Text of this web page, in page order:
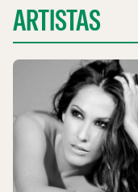
ARTISTAS